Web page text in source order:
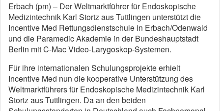
Erbach (pm) – Der Weltmarktführer für Endoskopische
Medizintechnik Karl Stortz aus Tuttlingen unterstützt die
Incentive Med Rettungsdienstschule in Erbach/Odenwald
und die Paramedic Akademie in der Bundeshauptstadt
Berlin mit C-Mac Video-Larygoskop-Systemen.
Für ihre internationalen Schulungsprojekte erhielt
Incentive Med nun die kooperative Unterstützung des
Weltmarktführers für Endoskopische Medizintechnik Karl
Stortz aus Tuttlingen. Da an den beiden